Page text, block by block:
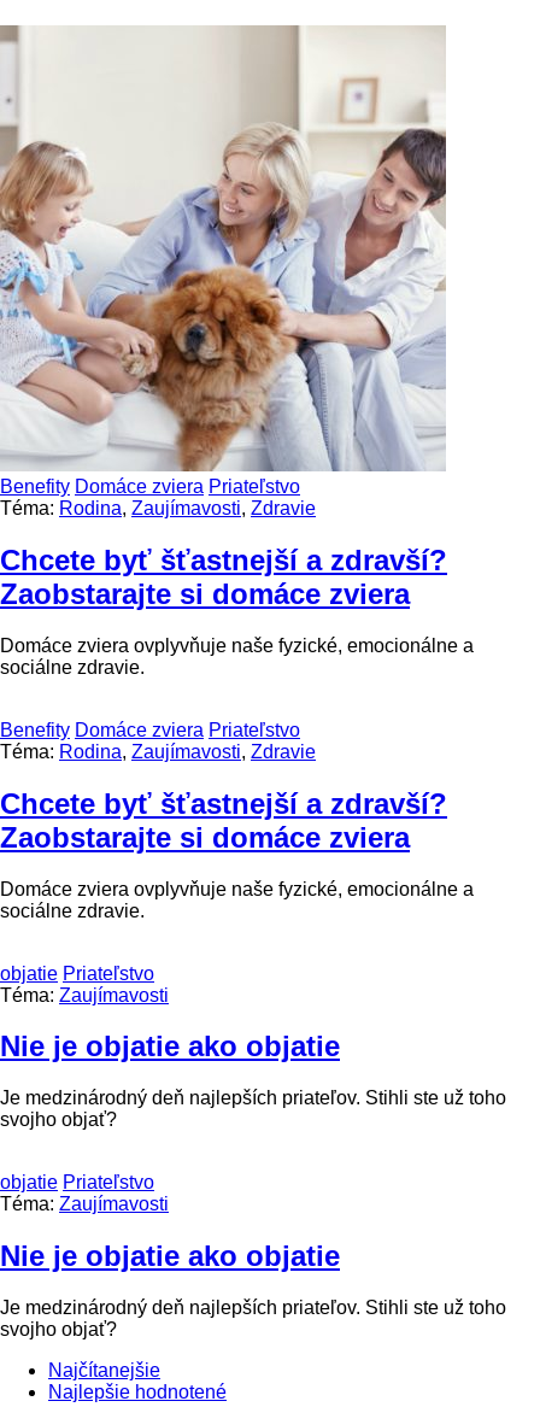
Benefity Domáce zviera Priateľstvo
Téma: Rodina, Zaujímavosti, Zdravie
Chcete byť šťastnejší a zdravší?
Zaobstarajte si domáce zviera
Domáce zviera ovplyvňuje naše fyzické, emocionálne a
sociálne zdravie.
Benefity Domáce zviera Priateľstvo
Téma: Rodina, Zaujímavosti, Zdravie
Chcete byť šťastnejší a zdravší?
Zaobstarajte si domáce zviera
Domáce zviera ovplyvňuje naše fyzické, emocionálne a
sociálne zdravie.
objatie Priateľstvo
Téma: Zaujímavosti
Nie je objatie ako objatie
Je medzinárodný deň najlepších priateľov. Stihli ste už toho
svojho objať?
objatie Priateľstvo
Téma: Zaujímavosti
Nie je objatie ako objatie
Je medzinárodný deň najlepších priateľov. Stihli ste už toho
svojho objať?
Najčítanejšie
Najlepšie hodnotené